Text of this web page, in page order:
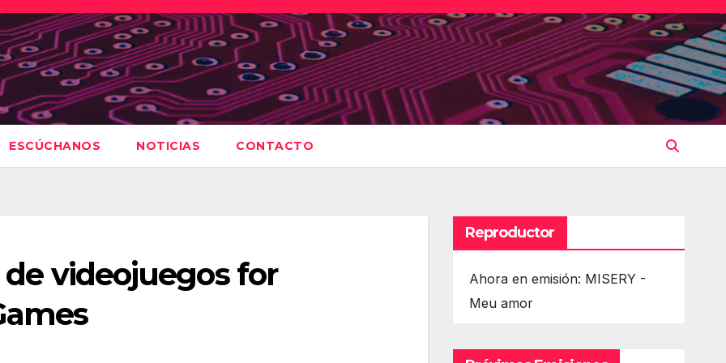
ESCÚCHANOS NOTICIAS CONTACTO
de videojuegos for
Reproductor
Ahora en emisión: MISERY -
Meu amor